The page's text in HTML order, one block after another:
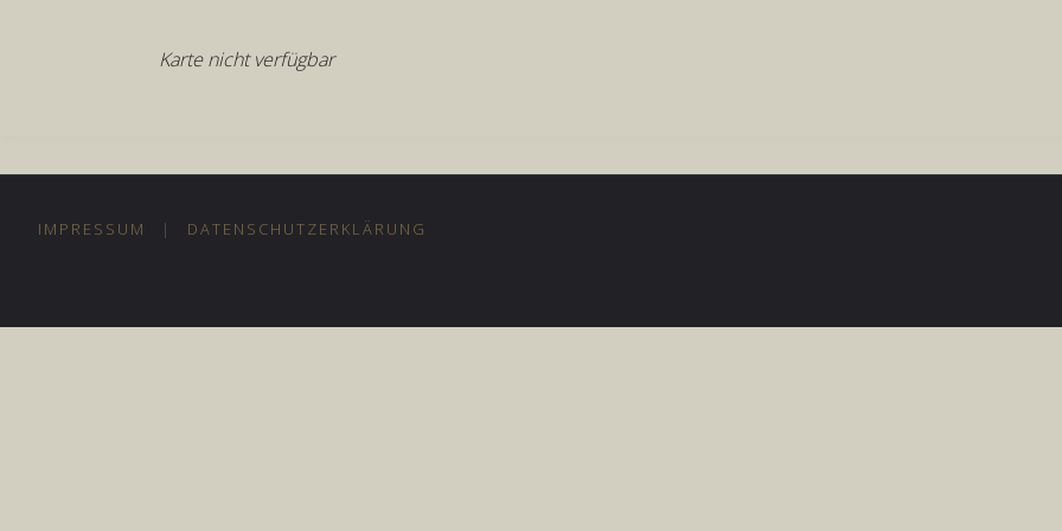
Karte nicht verfügbar
IMPRESSUM | DATENSCHUTZERKLÄRUNG